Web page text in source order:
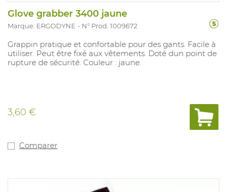
Glove grabber 3400 jaune
Marque: ERGODYNE N° Prod. 1009672
Grappin pratique et confortable pour des gants. Facile à
utiliser. Peut être fixé aux vêtements. Doté dun point de
rupture de sécurité. Couleur : jaune.
3,60 €
Comparer